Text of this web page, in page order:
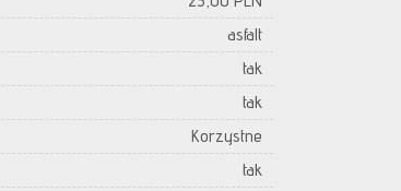
asfalt
tak
tak
Korzystne
tak